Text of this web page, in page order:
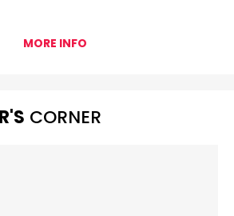
MORE INFO
CORNER